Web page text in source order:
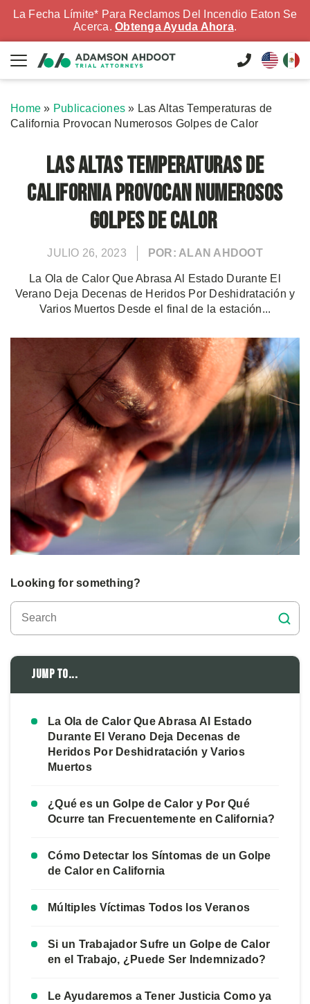
La Fecha Límite* Para Reclamos Del Incendio Eaton Se
Acerca. Obtenga Ayuda Ahora.
Home » Publicaciones » Las Altas Temperaturas de
California Provocan Numerosos Golpes de Calor
Las Altas Temperaturas de
California Provocan Numerosos
Golpes de Calor
JULIO 26, 2023 POR: ALAN AHDOOT
La Ola de Calor Que Abrasa Al Estado Durante El
Verano Deja Decenas de Heridos Por Deshidratación y
Varios Muertos Desde el final de la estación...
Looking for something?
Jump to...
La Ola de Calor Que Abrasa Al Estado
Durante El Verano Deja Decenas de
Heridos Por Deshidratación y Varios
Muertos
¿Qué es un Golpe de Calor y Por Qué
Ocurre tan Frecuentemente en California?
Cómo Detectar los Síntomas de un Golpe
de Calor en California
Múltiples Víctimas Todos los Veranos
Si un Trabajador Sufre un Golpe de Calor
en el Trabajo, ¿Puede Ser Indemnizado?
Le Ayudaremos a Tener Justicia Como ya